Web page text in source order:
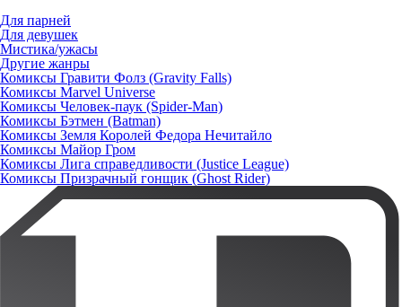
Для парней
Для девушек
Мистика/ужасы
Другие жанры
Комиксы Гравити Фолз (Gravity Falls)
Комиксы Marvel Universe
Комиксы Человек-паук (Spider-Man)
Комиксы Бэтмен (Batman)
Комиксы Земля Королей Федора Нечитайло
Комиксы Майор Гром
Комиксы Лига справедливости (Justice League)
Комиксы Призрачный гонщик (Ghost Rider)